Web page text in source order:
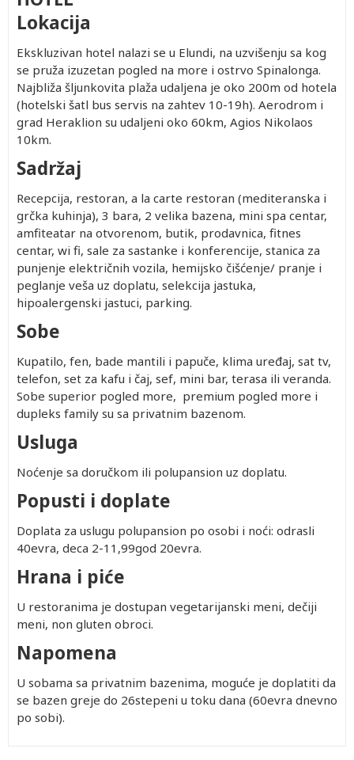
Lokacija
Ekskluzivan hotel nalazi se u Elundi, na uzvišenju sa kog
se pruža izuzetan pogled na more i ostrvo Spinalonga.
Najbliža šljunkovita plaža udaljena je oko 200m od hotela
(hotelski šatl bus servis na zahtev 10-19h). Aerodrom i
grad Heraklion su udaljeni oko 60km, Agios Nikolaos
10km.
Sadržaj
Recepcija, restoran, a la carte restoran (mediteranska i
grčka kuhinja), 3 bara, 2 velika bazena, mini spa centar,
amfiteatar na otvorenom, butik, prodavnica, fitnes
centar, wi fi, sale za sastanke i konferencije, stanica za
punjenje električnih vozila, hemijsko čišćenje/ pranje i
peglanje veša uz doplatu, selekcija jastuka,
hipoalergenski jastuci, parking.
Sobe
Kupatilo, fen, bade mantili i papuče, klima uređaj, sat tv,
telefon, set za kafu i čaj, sef, mini bar, terasa ili veranda.
Sobe superior pogled more, premium pogled more i
dupleks family su sa privatnim bazenom.
Usluga
Noćenje sa doručkom ili polupansion uz doplatu.
Popusti i doplate
Doplata za uslugu polupansion po osobi i noći: odrasli
40evra, deca 2-11,99god 20evra.
Hrana i piće
U restoranima je dostupan vegetarijanski meni, dečiji
meni, non gluten obroci.
Napomena
U sobama sa privatnim bazenima, moguće je doplatiti da
se bazen greje do 26stepeni u toku dana (60evra dnevno
po sobi).